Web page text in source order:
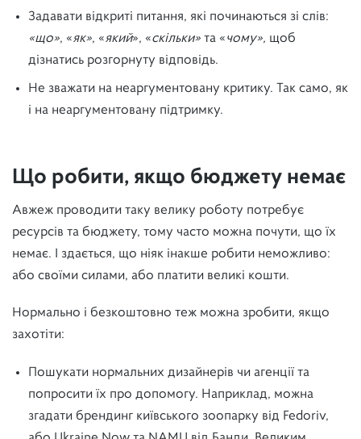
Задавати відкриті питання, які починаються зі слів:
«що», «як», «який», «скільки» та «чому», щоб
дізнатись розгорнуту відповідь.
Не зважати на неаргументовану критику. Так само, як
і на неаргументовану підтримку.
Що робити, якщо бюджету немає
Авжеж проводити таку велику роботу потребує
ресурсів та бюджету, тому часто можна почути, що їх
немає. І здається, що ніяк інакше робити неможливо:
або своїми силами, або платити великі кошти.
Нормально і безкоштовно теж можна зробити, якщо
захотіти:
Пошукати нормальних дизайнерів чи агенції та
попросити їх про допомогу. Наприклад, можна
згадати брендинг київського зоопарку від Fedoriv,